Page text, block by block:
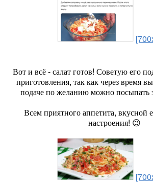
Вот и всё - салат готов! Советую его
приготовления, так как через время
подаче по желанию можно посыпать
Всем приятного аппетита, вкусной
настроения! 😉